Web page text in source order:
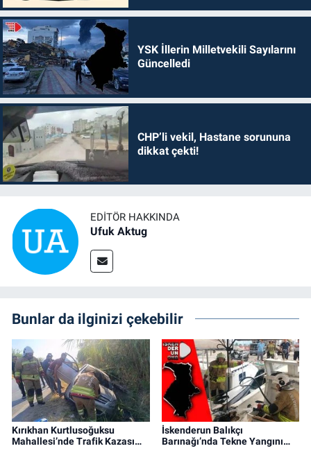
YSK İllerin Milletvekili Sayılarını
Güncelledi
CHP’li vekil, Hastane sorununa
dikkat çekti!
EDITÖR HAKKINDA
Ufuk Aktug
Bunlar da ilginizi çekebilir
Kırıkhan Kurtlusoğuksu
Mahallesi’nde Trafik Kazası…
İskenderun Balıkçı
Barınağı’nda Tekne Yangını…